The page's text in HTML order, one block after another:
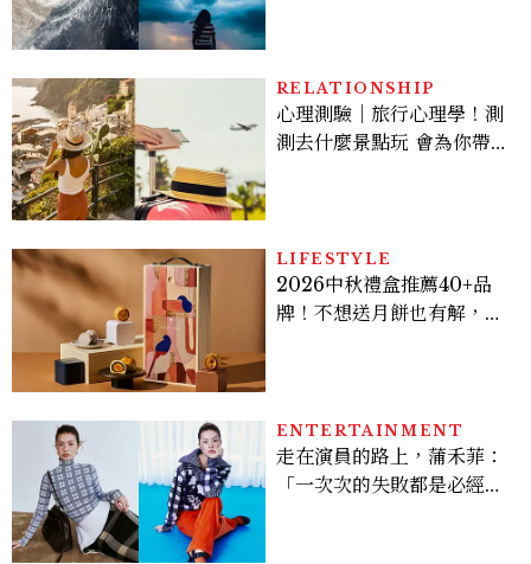
RELATIONSHIP
心理測驗｜旅行心理學！測
測去什麼景點玩 會為你帶來
LIFESTYLE
2026中秋禮盒推薦40+品
牌！不想送月餅也有解，送
ENTERTAINMENT
走在演員的路上，蒲禾菲：
「一次次的失敗都是必經過